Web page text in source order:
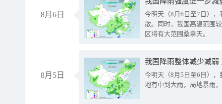
8月6日
今明天（8月6日至7日）
散。同时，我国高温范围
区将有大范围桑拿天。
8月5日
我国降雨整体减少减弱
今明天（8月5日至6日）
地有中到大雨，局地暴雨